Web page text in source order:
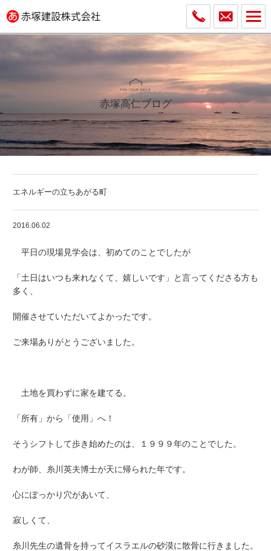
赤塚高仁ブログ
エネルギーの立ちあがる町
2016.06.02
平日の現場見学会は、初めてのことでしたが
「土日はいつも来れなくて、嬉しいです」と言ってくださる方も
多く、
開催させていただいてよかったです。
ご来場ありがとうございました。
土地を買わずに家を建てる。
「所有」から「使用」へ！
そうシフトして歩き始めたのは、１９９９年のことでした。
わが師、糸川英夫博士が天に帰られた年です。
心にぽっかり穴があいて、
寂しくて、
糸川先生の遺骨を持ってイスラエルの砂漠に散骨に行きました。